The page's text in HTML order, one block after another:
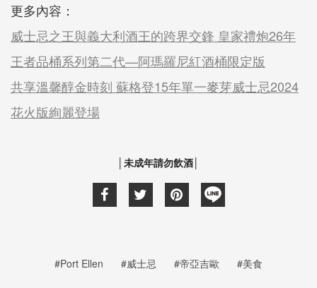
更多內容：
威士忌之王與義大利酒王的跨界交鋒 皇家禮炮26年
王者品桶系列第二代—阿瑪羅尼紅酒桶限定版
共享溫馨醇金時刻 蘇格登15年單一麥芽威士忌2024
花火版絢麗登場
│未成年請勿飲酒│
#Port Ellen #威士忌 #帝亞吉歐 #美食